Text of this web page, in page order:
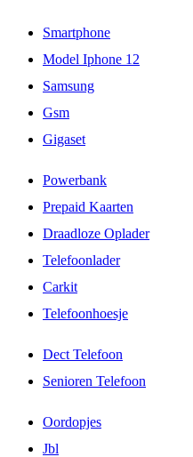
Smartphone
Model Iphone 12
Samsung
Gsm
Gigaset
Powerbank
Prepaid Kaarten
Draadloze Oplader
Telefoonlader
Carkit
Telefoonhoesje
Dect Telefoon
Senioren Telefoon
Oordopjes
Jbl